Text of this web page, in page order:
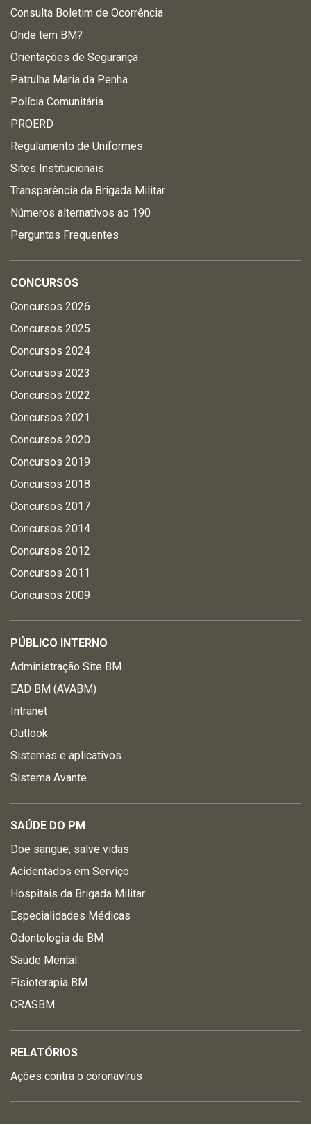
Consulta Boletim de Ocorrência
Onde tem BM?
Orientações de Segurança
Patrulha Maria da Penha
Polícia Comunitária
PROERD
Regulamento de Uniformes
Sites Institucionais
Transparência da Brigada Militar
Números alternativos ao 190
Perguntas Frequentes
CONCURSOS
Concursos 2026
Concursos 2025
Concursos 2024
Concursos 2023
Concursos 2022
Concursos 2021
Concursos 2020
Concursos 2019
Concursos 2018
Concursos 2017
Concursos 2014
Concursos 2012
Concursos 2011
Concursos 2009
PÚBLICO INTERNO
Administração Site BM
EAD BM (AVABM)
Intranet
Outlook
Sistemas e aplicativos
Sistema Avante
SAÚDE DO PM
Doe sangue, salve vidas
Acidentados em Serviço
Hospitais da Brigada Militar
Especialidades Médicas
Odontologia da BM
Saúde Mental
Fisioterapia BM
CRASBM
RELATÓRIOS
Ações contra o coronavírus